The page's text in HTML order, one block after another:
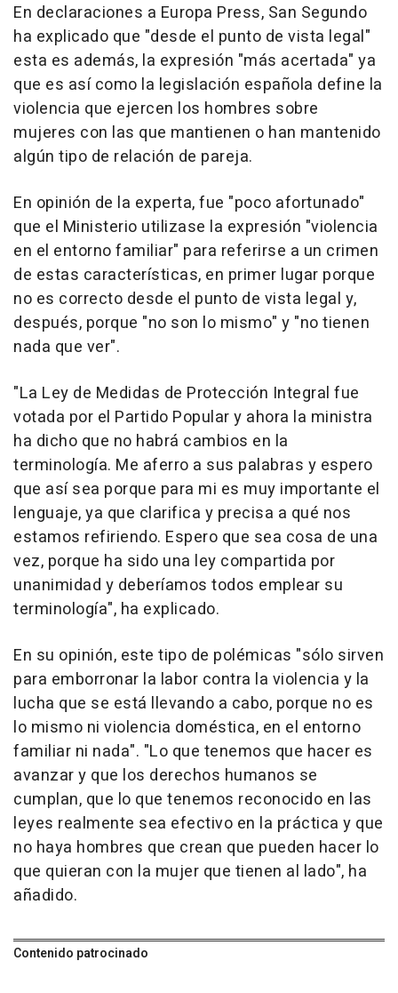
En declaraciones a Europa Press, San Segundo
ha explicado que "desde el punto de vista legal"
esta es además, la expresión "más acertada" ya
que es así como la legislación española define la
violencia que ejercen los hombres sobre
mujeres con las que mantienen o han mantenido
algún tipo de relación de pareja.
En opinión de la experta, fue "poco afortunado"
que el Ministerio utilizase la expresión "violencia
en el entorno familiar" para referirse a un crimen
de estas características, en primer lugar porque
no es correcto desde el punto de vista legal y,
después, porque "no son lo mismo" y "no tienen
nada que ver".
"La Ley de Medidas de Protección Integral fue
votada por el Partido Popular y ahora la ministra
ha dicho que no habrá cambios en la
terminología. Me aferro a sus palabras y espero
que así sea porque para mi es muy importante el
lenguaje, ya que clarifica y precisa a qué nos
estamos refiriendo. Espero que sea cosa de una
vez, porque ha sido una ley compartida por
unanimidad y deberíamos todos emplear su
terminología", ha explicado.
En su opinión, este tipo de polémicas "sólo sirven
para emborronar la labor contra la violencia y la
lucha que se está llevando a cabo, porque no es
lo mismo ni violencia doméstica, en el entorno
familiar ni nada". "Lo que tenemos que hacer es
avanzar y que los derechos humanos se
cumplan, que lo que tenemos reconocido en las
leyes realmente sea efectivo en la práctica y que
no haya hombres que crean que pueden hacer lo
que quieran con la mujer que tienen al lado", ha
añadido.
Contenido patrocinado